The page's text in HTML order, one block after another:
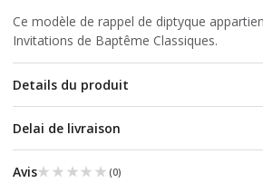
Ce modèle de rappel de diptyque
Invitations de Baptême Classiques.
Details du produit
Delai de livraison
Avis★★★★★
★★★★★ (0)